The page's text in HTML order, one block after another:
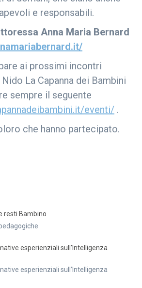
e responsabili.
Anna Maria Bernard
ai prossimi incontri
La Capanna dei Bambini
sempre il seguente
eventi/ .
che hanno partecipato.
resti Bambino
esperienziali sull’Intelligenza
esperienziali sull’Intelligenza